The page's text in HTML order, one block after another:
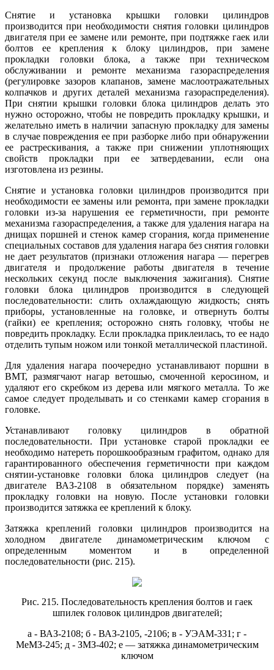
Снятие и установка крышки головки цилиндров
производится при необходимости снятия головки цилиндров
двигателя при ее замене или ремонте, при подтяжке гаек или
болтов ее крепления к блоку цилиндров, при замене
прокладки головки блока, а также при техническом
обслуживании и ремонте механизма газораспределения
(регулировке зазоров клапанов, замене маслоотражательных
колпачков и других деталей механизма газораспределения).
При снятии крышки головки блока цилиндров делать это
нужно осторожно, чтобы не повредить прокладку крышки, и
желательно иметь в наличии запасную прокладку для замены
в случае повреждения ее при разборке либо при обнаружении
ее растрескивания, а также при снижении уплотняющих
свойств прокладки при ее затвердевании, если она
изготовлена из резины.
Снятие и установка головки цилиндров производится при
необходимости ее замены или ремонта, при замене прокладки
головки из-за нарушения ее герметичности, при ремонте
механизма газораспределения, а также для удаления нагара на
днищах поршней и стенок камер сгорания, когда применение
специальных составов для удаления нагара без снятия головки
не дает результатов (признаки отложения нагара — перегрев
двигателя и продолжение работы двигателя в течение
нескольких секунд после выключения зажигания). Снятие
головки блока цилиндров производится в следующей
последовательности: слить охлаждающую жидкость; снять
приборы, установленные на головке, и отвернуть болты
(гайки) ее крепления; осторожно снять головку, чтобы не
повредить прокладку. Если прокладка приклеилась, то ее надо
отделить тупым ножом или тонкой металлической пластиной.
Для удаления нагара поочередно устанавливают поршни в
ВМТ, размягчают нагар ветошью, смоченной керосином, и
удаляют его скребком из дерева или мягкого металла. То же
самое следует проделывать и со стенками камер сгорания в
головке.
Устанавливают головку цилиндров в обратной
последовательности. При установке старой прокладки ее
необходимо натереть порошкообразным графитом, однако для
гарантированного обеспечения герметичности при каждом
снятии-установке головки блока цилиндров следует (на
двигателе ВАЗ-2108 в обязательном порядке) заменять
прокладку головки на новую. После установки головки
производится затяжка ее креплений к блоку.
Затяжка креплений головки цилиндров производится на
холодном двигателе динамометрическим ключом с
определенным моментом и в определенной
последовательности (рис. 215).
Рис. 215. Последовательность крепления болтов и гаек
шпилек головок цилиндров двигателей;
а - ВАЗ-2108; б - ВАЗ-2105, -2106; в - УЭАМ-331; г -
МеМЗ-245; д - ЗМЗ-402; е — затяжка динамометрическим
ключом